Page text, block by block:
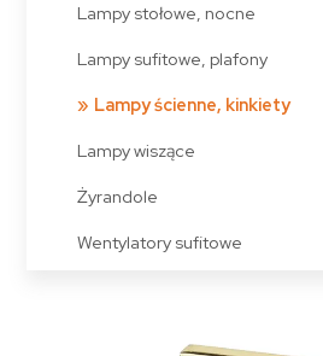
Lampy stołowe, nocne
Lampy sufitowe, plafony
Lampy ścienne, kinkiety
Lampy wiszące
Żyrandole
Wentylatory sufitowe